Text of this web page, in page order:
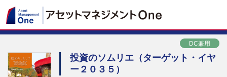
DC兼用
投資のソムリエ（ターゲット・イヤ
ー２０３５）